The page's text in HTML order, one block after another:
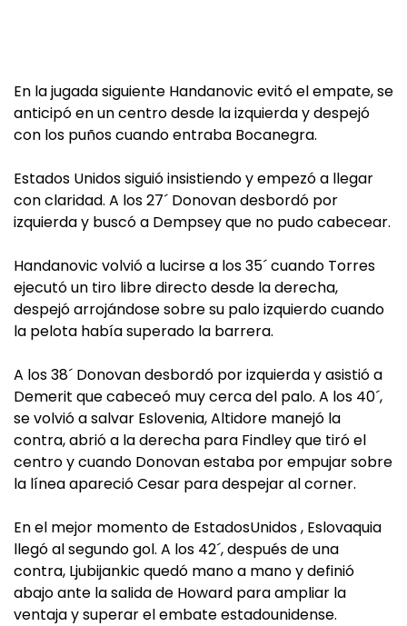
En la jugada siguiente Handanovic evitó el empate, se
anticipó en un centro desde la izquierda y despejó
con los puños cuando entraba Bocanegra.
Estados Unidos siguió insistiendo y empezó a llegar
con claridad. A los 27´ Donovan desbordó por
izquierda y buscó a Dempsey que no pudo cabecear.
Handanovic volvió a lucirse a los 35´ cuando Torres
ejecutó un tiro libre directo desde la derecha,
despejó arrojándose sobre su palo izquierdo cuando
la pelota había superado la barrera.
A los 38´ Donovan desbordó por izquierda y asistió a
Demerit que cabeceó muy cerca del palo. A los 40´,
se volvió a salvar Eslovenia, Altidore manejó la
contra, abrió a la derecha para Findley que tiró el
centro y cuando Donovan estaba por empujar sobre
la línea apareció Cesar para despejar al corner.
En el mejor momento de EstadosUnidos , Eslovaquia
llegó al segundo gol. A los 42´, después de una
contra, Ljubijankic quedó mano a mano y definió
abajo ante la salida de Howard para ampliar la
ventaja y superar el embate estadounidense.